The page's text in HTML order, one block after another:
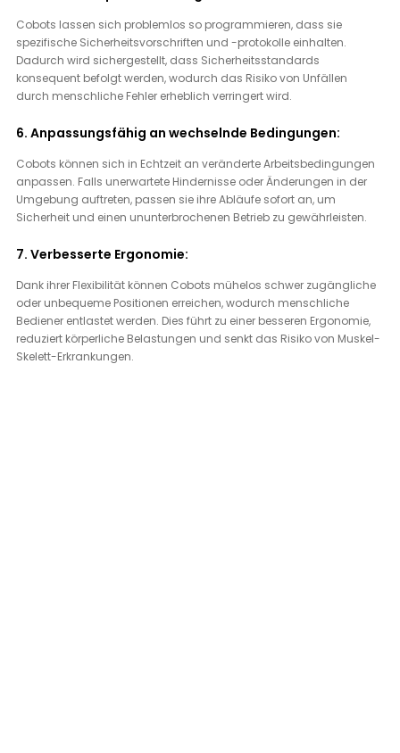
Cobots lassen sich problemlos so programmieren, dass sie
spezifische Sicherheitsvorschriften und -protokolle einhalten.
Dadurch wird sichergestellt, dass Sicherheitsstandards
konsequent befolgt werden, wodurch das Risiko von Unfällen
durch menschliche Fehler erheblich verringert wird.
6. Anpassungsfähig an wechselnde Bedingungen:
Cobots können sich in Echtzeit an veränderte Arbeitsbedingungen
anpassen. Falls unerwartete Hindernisse oder Änderungen in der
Umgebung auftreten, passen sie ihre Abläufe sofort an, um
Sicherheit und einen ununterbrochenen Betrieb zu gewährleisten.
7. Verbesserte Ergonomie:
Dank ihrer Flexibilität können Cobots mühelos schwer zugängliche
oder unbequeme Positionen erreichen, wodurch menschliche
Bediener entlastet werden. Dies führt zu einer besseren Ergonomie,
reduziert körperliche Belastungen und senkt das Risiko von Muskel-
Skelett-Erkrankungen.